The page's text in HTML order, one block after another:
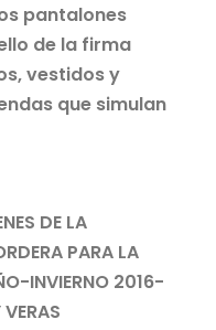
pantalones
de la firma
vestidosy
que simulan
DE LA
PARA LA
INVIERNO 2016-